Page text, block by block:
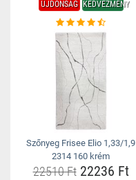
ÚJDONSÁG KEDVEZMÉNY
Szőnyeg Frisee Elio 1,33/1,9
2314 160 krém
22510 Ft22236 Ft